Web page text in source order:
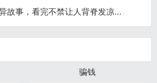
故事，看完不禁让人背脊发凉...
骗钱